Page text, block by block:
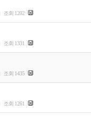
조회 1202
조회 1331
조회 1435
조회 1261